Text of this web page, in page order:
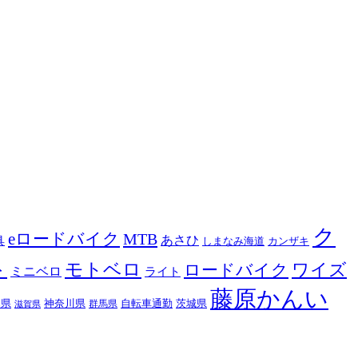
eロードバイク MTB あさひ しまなみ海道 カンザキ ク
ミニベロ モトベロ ライト ロードバイク ワイズ
滋賀県 神奈川県 群馬県 自転車通勤 茨城県 藤原かんい